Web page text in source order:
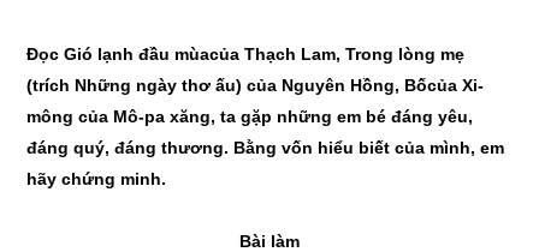
Đọc Gió lạnh đầu mùacủa Thạch Lam, Trong lòng mẹ
(trích Những ngày thơ ấu) của Nguyên Hồng, Bốcủa Xi-
mông của Mô-pa xăng, ta gặp những em bé đáng yêu,
đáng quý, đáng thương. Bằng vốn hiểu biết của mình, em
hãy chứng minh.
Bài làm